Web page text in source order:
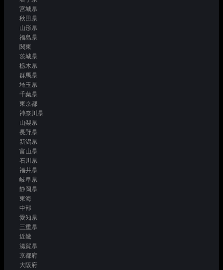
宮城県
秋田県
山形県
福島県
関東
茨城県
栃木県
群馬県
埼玉県
千葉県
東京都
神奈川県
山梨県
長野県
新潟県
富山県
石川県
福井県
岐阜県
静岡県
東海
中部
愛知県
三重県
近畿
滋賀県
京都府
大阪府